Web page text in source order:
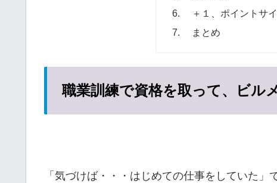
＋１、ポイントサイ
まとめ
職業訓練で資格を取って、ビル
「気づけば・・・はじめての仕事をしていた